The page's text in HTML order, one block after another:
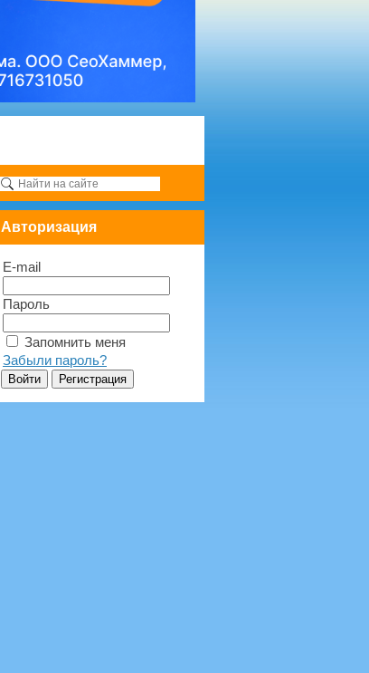
Авторизация
E-mail
Пароль
Запомнить меня
Забыли пароль?